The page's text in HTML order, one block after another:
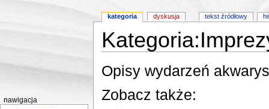
Opisy wydarzeń
Zobacz także:
kategoria dyskusja tekst źródłowy
nawigacja